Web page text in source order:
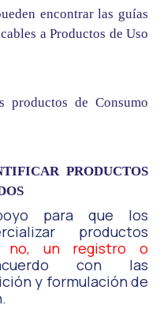
encontrar las guías
a Productos de Uso
de Consumo
PRODUCTOS
para que los
productos
no, un registro o
con las
y formulación de